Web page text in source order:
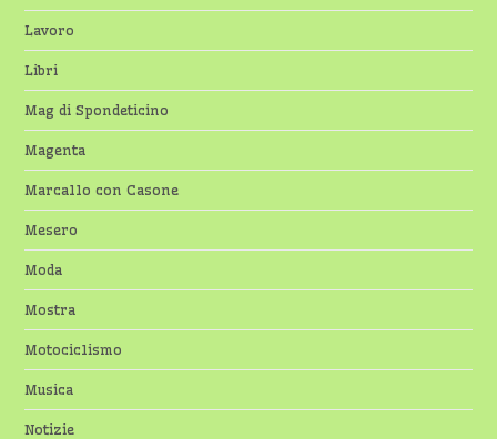
Lavoro
Libri
Mag di Spondeticino
Magenta
Marcallo con Casone
Mesero
Moda
Mostra
Motociclismo
Musica
Notizie